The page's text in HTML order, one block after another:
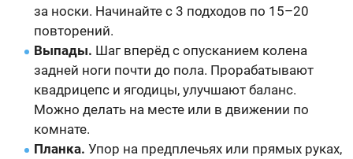
за носки. Начинайте с 3 подходов по 15–20
повторений.
Выпады. Шаг вперёд с опусканием колена
задней ноги почти до пола. Прорабатывают
квадрицепс и ягодицы, улучшают баланс.
Можно делать на месте или в движении по
комнате.
Планка. Упор на предплечьях или прямых руках,